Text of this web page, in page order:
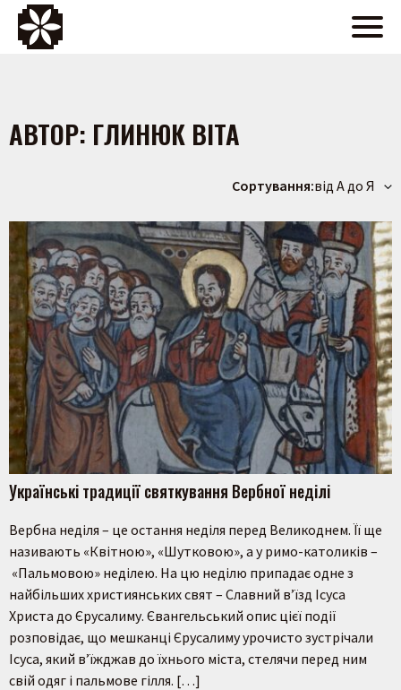
АВТОР: ГЛИНЮК ВІТА
Сортування:від А до Я
Українські традиції святкування Вербної неділі
Вербна неділя – це остання неділя перед Великоднем. Її ще
називають «Квітною», «Шутковою», а у римо-католиків –
«Пальмовою» неділею. На цю неділю припадає одне з
найбільших християнських свят – Славний в’їзд Ісуса
Христа до Єрусалиму. Євангельський опис цієї події
розповідає, що мешканці Єрусалиму урочисто зустрічали
Ісуса, який в’їжджав до їхнього міста, стелячи перед ним
свій одяг і пальмове гілля. […]